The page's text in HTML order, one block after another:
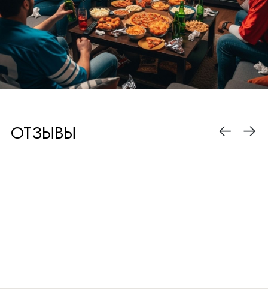
Политика конфиденциальности
Создание сайта ArtandKate